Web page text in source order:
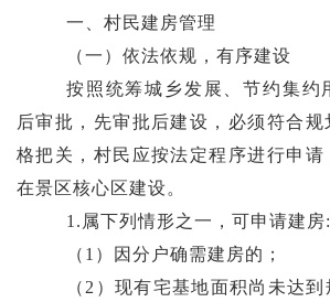
一、 村民建房管理
（一）依法依规，有序建设
按照统筹城乡发展、节约集约
后审批，先审批后建设， 必须符合规
格把关， 村民 应按法定程序进行申请
在景区核心区建设 。
1.属下列情形之一，可申请建房:
（ 1 ）因分户确需建房的；
（ 2 ）现有宅基地面积尚未达